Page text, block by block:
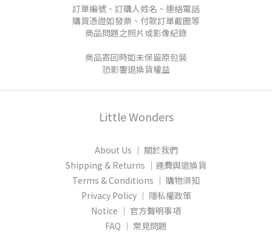
訂單編號、訂購人姓名、連絡電話
購買憑證如發票、付款訂單截圖等
商品問題之照片或影像紀錄
商品寄回時如未保留原包裝
恐影響退換貨權益
Little Wonders
About Us │ 關於我們
Shipping & Returns │運費與退換貨
Terms & Conditions │ 購物須知
Privacy Policy │ 隱私權政策
Notice │ 官方聲明事項
FAQ │ 常見問題